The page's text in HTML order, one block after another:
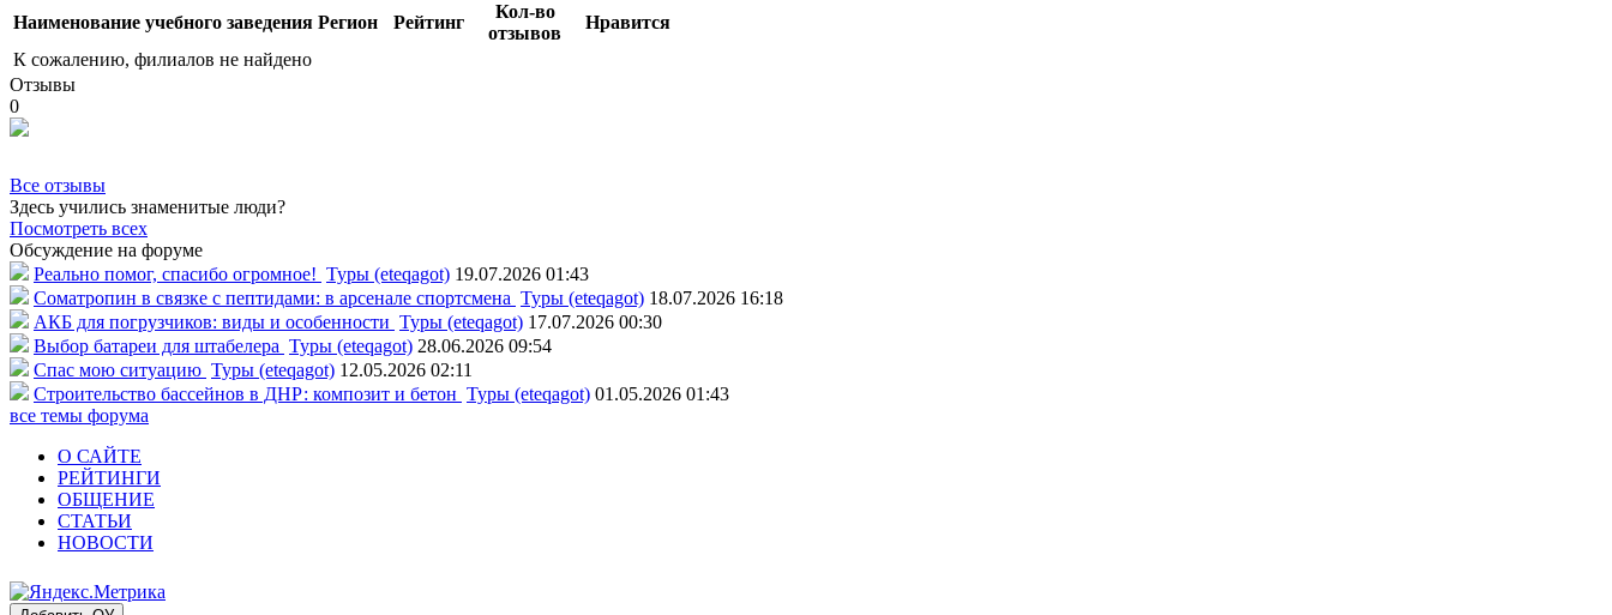
Наименование учебного заведения Регион Рейтинг
Кол-во
отзывов
Нравится
К сожалению, филиалов не найдено
Отзывы
0
Все отзывы
Здесь учились знаменитые люди?
Посмотреть всех
Обсуждение на форуме
Реально помог, спасибо огромное! Туры (eteqagot) 19.07.2026 01:43
Соматропин в связке с пептидами: в арсенале спортсмена Туры (eteqagot) 18.07.2026 16:18
АКБ для погрузчиков: виды и особенности Туры (eteqagot) 17.07.2026 00:30
Выбор батареи для штабелера Туры (eteqagot) 28.06.2026 09:54
Спас мою ситуацию Туры (eteqagot) 12.05.2026 02:11
Строительство бассейнов в ДНР: композит и бетон Туры (eteqagot) 01.05.2026 01:43
все темы форума
О САЙТЕ
РЕЙТИНГИ
ОБЩЕНИЕ
СТАТЬИ
НОВОСТИ